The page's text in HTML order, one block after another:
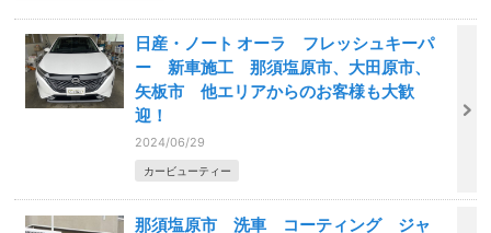
日産・ノート オーラ フレッシュキーパ
ー 新車施工 那須塩原市、大田原市、
矢板市 他エリアからのお客様も大歓
迎！
2024/06/29
カービューティー
那須塩原市 洗車 コーティング ジャ